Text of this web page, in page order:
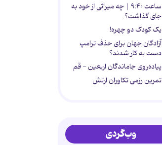
ساعت ۹:۴۰ | چه میراثی از خود به
جای گذاشت؟
یک کودک دو چهره!
آزادگان جهان برای حذف ترامپ
دست به کار شدند؟
پیاده‌روی جاماندگان اربعین - قم
تمرین رزمی تکاوران ارتش
وب‌گردی